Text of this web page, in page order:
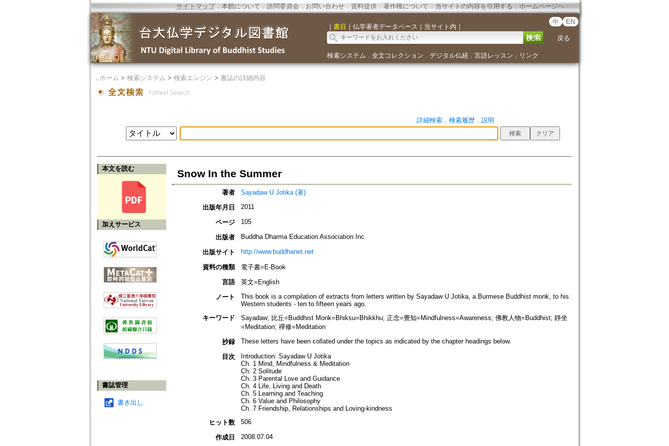
サイトマップ．本館について ． 諮問委員会． お問い合わせ． 資料提供． 著作権について．当サイトの内容を引用する ． ホームページへ
｜ 書目 ｜ 仏学著者データベース ｜ 当サイト内 ｜
中 EN
戻る
検索システム ． 全文コレクション ． デジタル仏経． 言語レッスン ． リンク
． ホーム > 検索システム > 検索エンジン > 書誌の詳細内容
詳細検索． 検索履歴． 説明
本文を読む
加えサービス
書誌管理
書き出し
Snow In the Summer
著者
Sayadaw U Jotika (著)
出版年月日
2011
ページ 105
出版者 Buddha Dharma Education Association Inc.
出版サイト http://www.buddhanet.net
資料の種類
電子書=E-Book
言語
英文=English
ノート
This book is a compilation of extracts from letters written by Sayadaw U Jotika, a Burmese Buddhist monk, to his
Western students - ten to fifteen years ago.
キーワード
Sayadaw; 比丘=Buddhist Monk=Bhiksu=Bhikkhu; 正念=覺知=Mindfulness=Awareness; 佛教人物=Buddhist; 靜坐
=Meditation; 禪修=Meditation
抄録
These letters have been collated under the topics as indicated by the chapter headings below.
目次
Introduction: Sayadaw U Jotika
Ch. 1 Mind, Mindfulness & Meditation
Ch. 2 Solitude
Ch. 3 Parental Love and Guidance
Ch. 4 Life, Living and Death
Ch. 5 Learning and Teaching
Ch. 6 Value and Philosophy
Ch. 7 Friendship, Relationships and Loving-kindness
ヒット数
506
作成日 2008.07.04